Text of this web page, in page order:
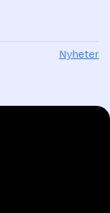
Nyheter